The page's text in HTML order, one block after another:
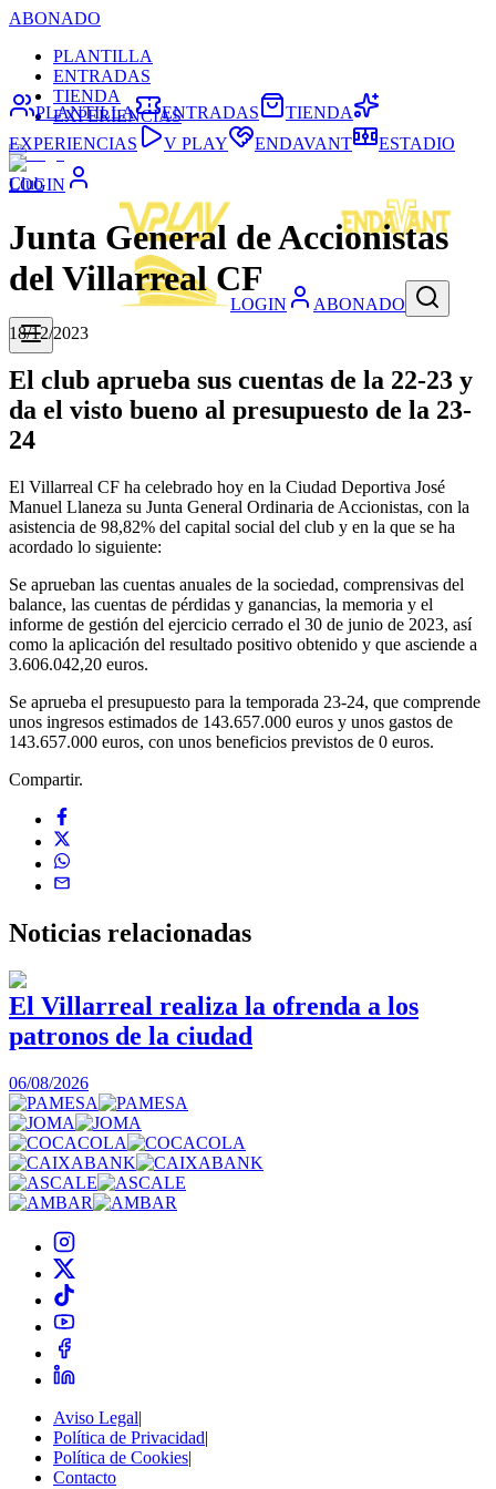
ABONADO
PLANTILLA
ENTRADAS
TIENDA
EXPERIENCIAS
LOGIN
LOGIN ABONADO
PLANTILLA ENTRADAS
TIENDA
EXPERIENCIAS
V PLAY ENDAVANT ESTADIO
Club
Junta General de Accionistas
del Villarreal CF
18/12/2023
El club aprueba sus cuentas de la 22-23 y
da el visto bueno al presupuesto de la 23-
24
El Villarreal CF ha celebrado hoy en la Ciudad Deportiva José
Manuel Llaneza su Junta General Ordinaria de Accionistas, con la
asistencia de 98,82% del capital social del club y en la que se ha
acordado lo siguiente:
Se aprueban las cuentas anuales de la sociedad, comprensivas del
balance, las cuentas de pérdidas y ganancias, la memoria y el
informe de gestión del ejercicio cerrado el 30 de junio de 2023, así
como la aplicación del resultado positivo obtenido y que asciende a
3.606.042,20 euros.
Se aprueba el presupuesto para la temporada 23-24, que comprende
unos ingresos estimados de 143.657.000 euros y unos gastos de
143.657.000 euros, con unos beneficios previstos de 0 euros.
Compartir.
Noticias relacionadas
El Villarreal realiza la ofrenda a los
patronos de la ciudad
06/08/2026
Aviso Legal|
Política de Privacidad|
Política de Cookies|
Contacto